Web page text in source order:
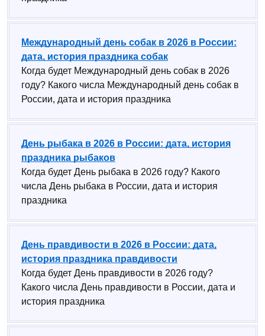
Международный день собак в 2026 в России:
дата, история праздника собак
Когда будет Международный день собак в 2026
году? Какого числа Международный день собак в
России, дата и история праздника
День рыбака в 2026 в России: дата, история
праздника рыбаков
Когда будет День рыбака в 2026 году? Какого
числа День рыбака в России, дата и история
праздника
День правдивости в 2026 в России: дата,
история праздника правдивости
Когда будет День правдивости в 2026 году?
Какого числа День правдивости в России, дата и
история праздника